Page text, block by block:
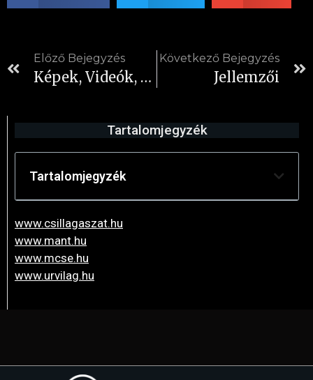
Előző Bejegyzés
Képek, Videók, Játékok
Következő Bejegyzés
Jellemzői
Tartalomjegyzék
Tartalomjegyzék
www.csillagaszat.hu
www.mant.hu
www.mcse.hu
www.urvilag.hu